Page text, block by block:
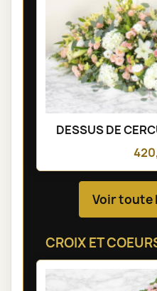
DESSUS DE
Voir toute
CROIX ET